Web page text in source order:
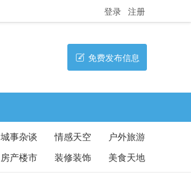
登录 注册
免费发布信息
城事杂谈 情感天空
户外旅游
房产楼市
装修装饰 美食天地